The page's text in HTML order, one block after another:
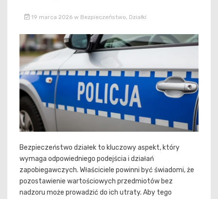
19 marca 2026 w Bezpieczeństwo Działki
Bezpieczeństwo działek to kluczowy aspekt, który
wymaga odpowiedniego podejścia i działań
zapobiegawczych. Właściciele powinni być świadomi, że
pozostawienie wartościowych przedmiotów bez
nadzoru może prowadzić do ich utraty. Aby tego